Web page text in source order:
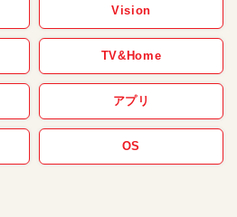
Vision
TV&Home
アプリ
OS